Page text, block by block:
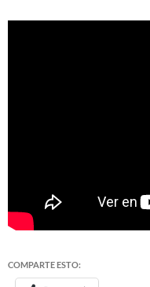
COMPARTE ESTO: